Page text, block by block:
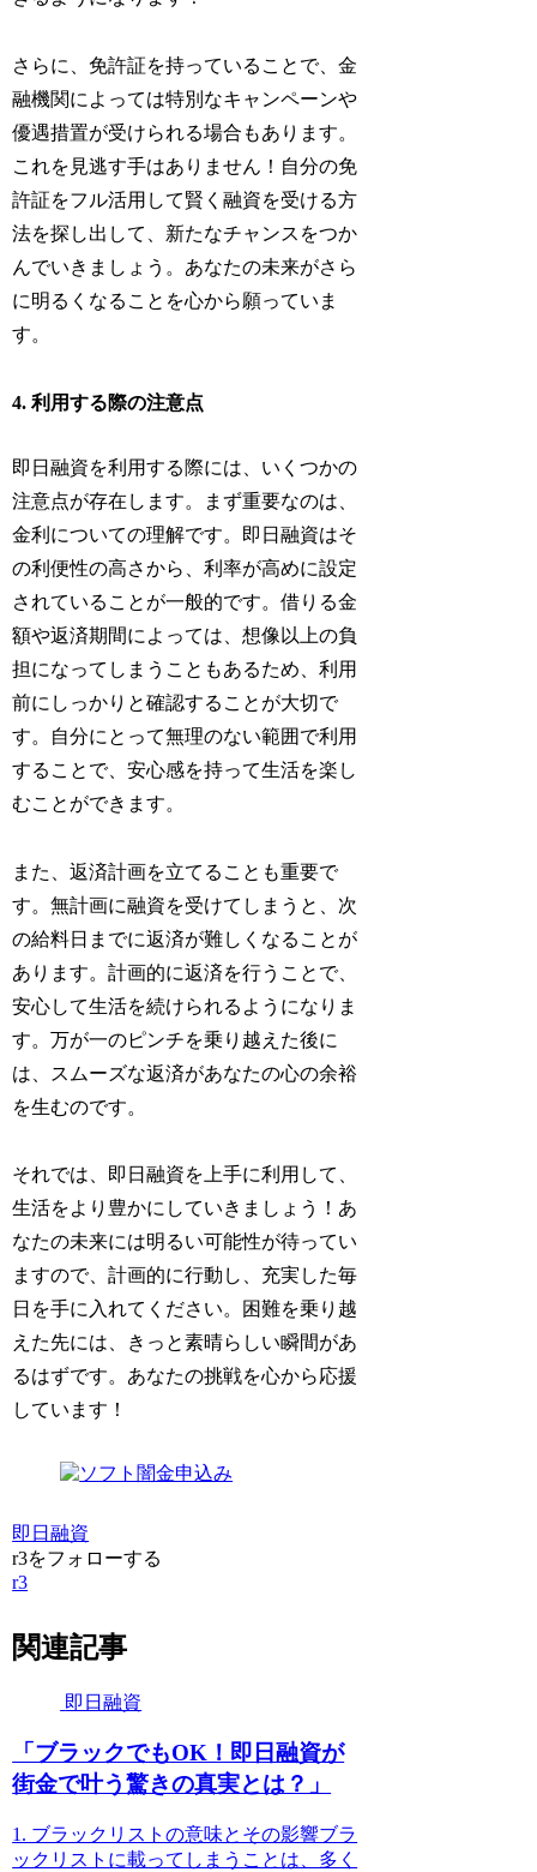
さらに、免許証を持っていることで、金
融機関によっては特別なキャンペーンや
優遇措置が受けられる場合もあります。
これを見逃す手はありません！自分の免
許証をフル活用して賢く融資を受ける方
法を探し出して、新たなチャンスをつか
んでいきましょう。あなたの未来がさら
に明るくなることを心から願っていま
す。
4. 利用する際の注意点
即日融資を利用する際には、いくつかの
注意点が存在します。まず重要なのは、
金利についての理解です。即日融資はそ
の利便性の高さから、利率が高めに設定
されていることが一般的です。借りる金
額や返済期間によっては、想像以上の負
担になってしまうこともあるため、利用
前にしっかりと確認することが大切で
す。自分にとって無理のない範囲で利用
することで、安心感を持って生活を楽し
むことができます。
また、返済計画を立てることも重要で
す。無計画に融資を受けてしまうと、次
の給料日までに返済が難しくなることが
あります。計画的に返済を行うことで、
安心して生活を続けられるようになりま
す。万が一のピンチを乗り越えた後に
は、スムーズな返済があなたの心の余裕
を生むのです。
それでは、即日融資を上手に利用して、
生活をより豊かにしていきましょう！あ
なたの未来には明るい可能性が待ってい
ますので、計画的に行動し、充実した毎
日を手に入れてください。困難を乗り越
えた先には、きっと素晴らしい瞬間があ
るはずです。あなたの挑戦を心から応援
しています！
即日融資
r3をフォローする
r3
関連記事
即日融資
「ブラックでもOK！即日融資が
街金で叶う驚きの真実とは？」
1. ブラックリストの意味とその影響ブラ
ックリストに載ってしまうことは、多く